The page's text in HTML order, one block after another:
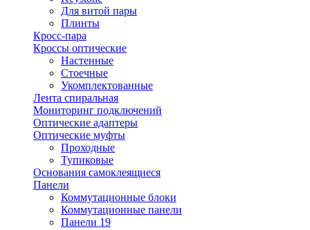
Для витой пары
Плинты
Кросс-пара
Кроссы оптические
Настенные
Стоечные
Укомплектованные
Лента спиральная
Мониторинг подключений
Оптические адаптеры
Оптические муфты
Проходные
Тупиковые
Основания самоклеящиеся
Панели
Коммутационные блоки
Коммутационные панели
Панели 19